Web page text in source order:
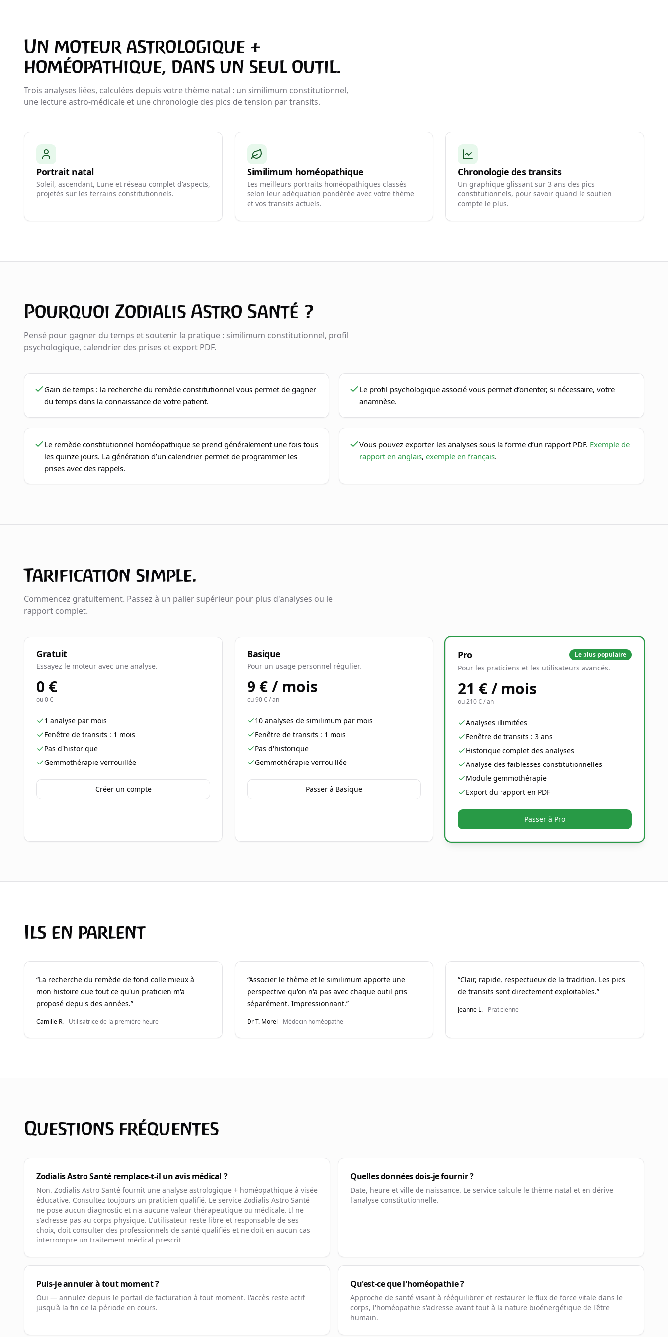
Un moteur astrologique +
homéopathique, dans un seul outil.
Trois analyses liées, calculées depuis votre thème natal : un similimum constitutionnel,
une lecture astro-médicale et une chronologie des pics de tension par transits.
Portrait natal
Soleil, ascendant, Lune et réseau complet d'aspects,
projetés sur les terrains constitutionnels.
Similimum homéopathique
Les meilleurs portraits homéopathiques classés
selon leur adéquation pondérée avec votre thème
et vos transits actuels.
Chronologie des transits
Un graphique glissant sur 3 ans des pics
constitutionnels, pour savoir quand le soutien
compte le plus.
Pourquoi Zodialis Astro Santé ?
Pensé pour gagner du temps et soutenir la pratique : similimum constitutionnel, profil
psychologique, calendrier des prises et export PDF.
Gain de temps : la recherche du remède constitutionnel vous permet de gagner
du temps dans la connaissance de votre patient.
Le profil psychologique associé vous permet d’orienter, si nécessaire, votre
anamnèse.
Le remède constitutionnel homéopathique se prend généralement une fois tous
les quinze jours. La génération d’un calendrier permet de programmer les
prises avec des rappels.
Vous pouvez exporter les analyses sous la forme d’un rapport PDF. Exemple de
rapport en anglais, exemple en français.
Tarification simple.
Commencez gratuitement. Passez à un palier supérieur pour plus d'analyses ou le
rapport complet.
Gratuit
Essayez le moteur avec une analyse.
0 €
ou0 €
1 analyse par mois
Fenêtre de transits : 1 mois
Pas d'historique
Gemmothérapie verrouillée
Créer un compte
Basique
Pour un usage personnel régulier.
9 € / mois
ou90 € / an
10 analyses de similimum par mois
Fenêtre de transits : 1 mois
Pas d'historique
Gemmothérapie verrouillée
Passer à Basique
Pro Le plus populaire
Pour les praticiens et les utilisateurs avancés.
21 € / mois
ou210 € / an
Analyses illimitées
Fenêtre de transits : 3 ans
Historique complet des analyses
Analyse des faiblesses constitutionnelles
Module gemmothérapie
Export du rapport en PDF
Passer à Pro
Ils en parlent
“La recherche du remède de fond colle mieux à
mon histoire que tout ce qu'un praticien m'a
proposé depuis des années.”
Camille R.- Utilisatrice de la première heure
“Associer le thème et le similimum apporte une
perspective qu'on n'a pas avec chaque outil pris
séparément. Impressionnant.”
Dr T. Morel - Médecin homéopathe
“Clair, rapide, respectueux de la tradition. Les pics
de transits sont directement exploitables.”
Jeanne L.- Praticienne
Questions fréquentes
Zodialis Astro Santé remplace-t-il un avis médical ?
Non. Zodialis Astro Santé fournit une analyse astrologique + homéopathique à visée
éducative. Consultez toujours un praticien qualifié. Le service Zodialis Astro Santé
ne pose aucun diagnostic et n'a aucune valeur thérapeutique ou médicale. Il ne
s'adresse pas au corps physique. L'utilisateur reste libre et responsable de ses
choix, doit consulter des professionnels de santé qualifiés et ne doit en aucun cas
interrompre un traitement médical prescrit.
Quelles données dois-je fournir ?
Date, heure et ville de naissance. Le service calcule le thème natal et en dérive
l'analyse constitutionnelle.
Puis-je annuler à tout moment ?
Oui — annulez depuis le portail de facturation à tout moment. L'accès reste actif
jusqu'à la fin de la période en cours.
Qu'est-ce que l'homéopathie ?
Approche de santé visant à rééquilibrer et restaurer le flux de force vitale dans le
corps, l'homéopathie s'adresse avant tout à la nature bioénergétique de l'être
humain.